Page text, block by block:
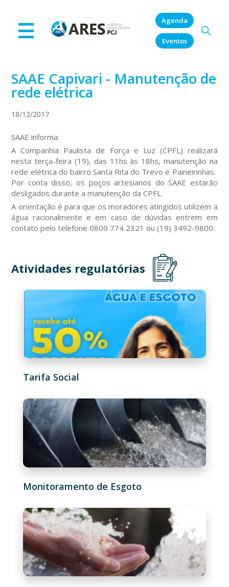
Agenda
Eventos
SAAE Capivari - Manutenção de
rede elétrica
18/12/2017
SAAE informa:
A Companhia Paulista de Força e Luz (CPFL) realizará
nesta terça-feira (19), das 11hs às 18hs, manutenção na
rede elétrica do bairro Santa Rita do Trevo e Paineirinhas.
Por conta disso, os poços artesianos do SAAE estarão
desligados durante a manutenção da CPFL.
A orientação é para que os moradores atingidos utilizem a
água racionalmente e em caso de dúvidas entrem em
contato pelo telefone 0800 774 2321 ou (19) 3492-9800.
Atividades regulatórias
Tarifa Social
Monitoramento de Esgoto